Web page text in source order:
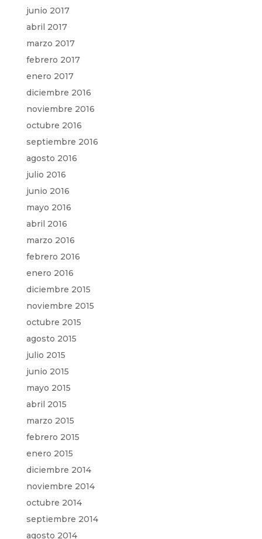
junio 2017
abril 2017
marzo 2017
febrero 2017
enero 2017
diciembre 2016
noviembre 2016
octubre 2016
septiembre 2016
agosto 2016
julio 2016
junio 2016
mayo 2016
abril 2016
marzo 2016
febrero 2016
enero 2016
diciembre 2015
noviembre 2015
octubre 2015
agosto 2015
julio 2015
junio 2015
mayo 2015
abril 2015
marzo 2015
febrero 2015
enero 2015
diciembre 2014
noviembre 2014
octubre 2014
septiembre 2014
agosto 2014